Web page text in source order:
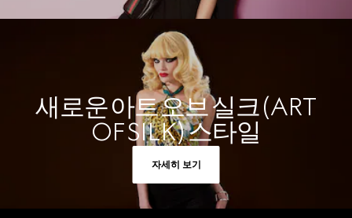
새로운 아트 오브 실크(ART
OF SILK) 스타일
자세히 보기
Footer